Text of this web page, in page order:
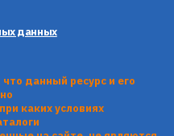
данных
данный ресурс и его
каких условиях